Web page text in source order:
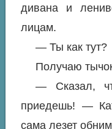
дивана и
лицам.
— Ты как тут?
Получаю
— Сказал,
приедешь! —
сама лезет